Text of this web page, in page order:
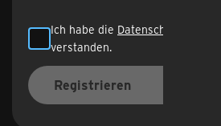
Ich habe die Datenschutzhinweise
verstanden.
Registrieren